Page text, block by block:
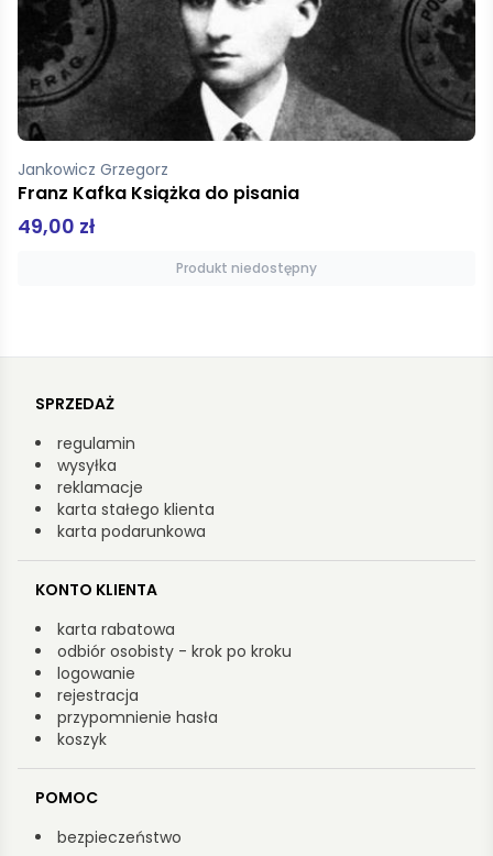
Stack John
Kapitan Rzymu
19,01 zł
Dodaj do koszyka
SPRZEDAŻ
regulamin
wysyłka
reklamacje
karta stałego klienta
karta podarunkowa
KONTO KLIENTA
karta rabatowa
odbiór osobisty - krok po kroku
logowanie
rejestracja
przypomnienie hasła
koszyk
POMOC
bezpieczeństwo